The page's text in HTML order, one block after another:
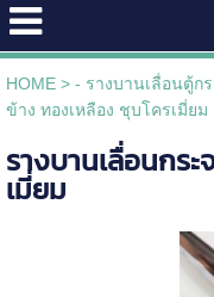
HOME> - รางบานเลื่อนตู้ก
ข้าง ทองเหลือง ชุบโครเมี่ยม
รางบานเลื่อนกร
เมี่ยม